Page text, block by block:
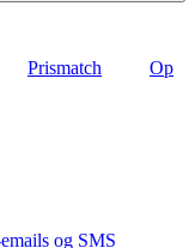
Prismatch
Op
og SMS